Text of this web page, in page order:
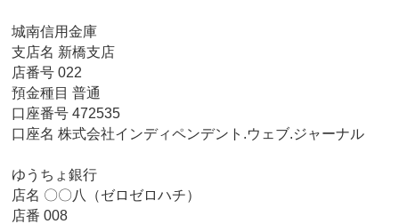
城南信用金庫
支店名 新橋支店
店番号 022
預金種目 普通
口座番号 472535
口座名 株式会社インディペンデント.ウェブ.ジャーナル
ゆうちょ銀行
店名 〇〇八（ゼロゼロハチ）
店番 008